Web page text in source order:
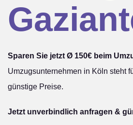
Sparen Sie jetzt Ø 150€ beim
Umzugsunternehmen in Köln steht
günstige Preise.
Jetzt unverbindlich anfragen &